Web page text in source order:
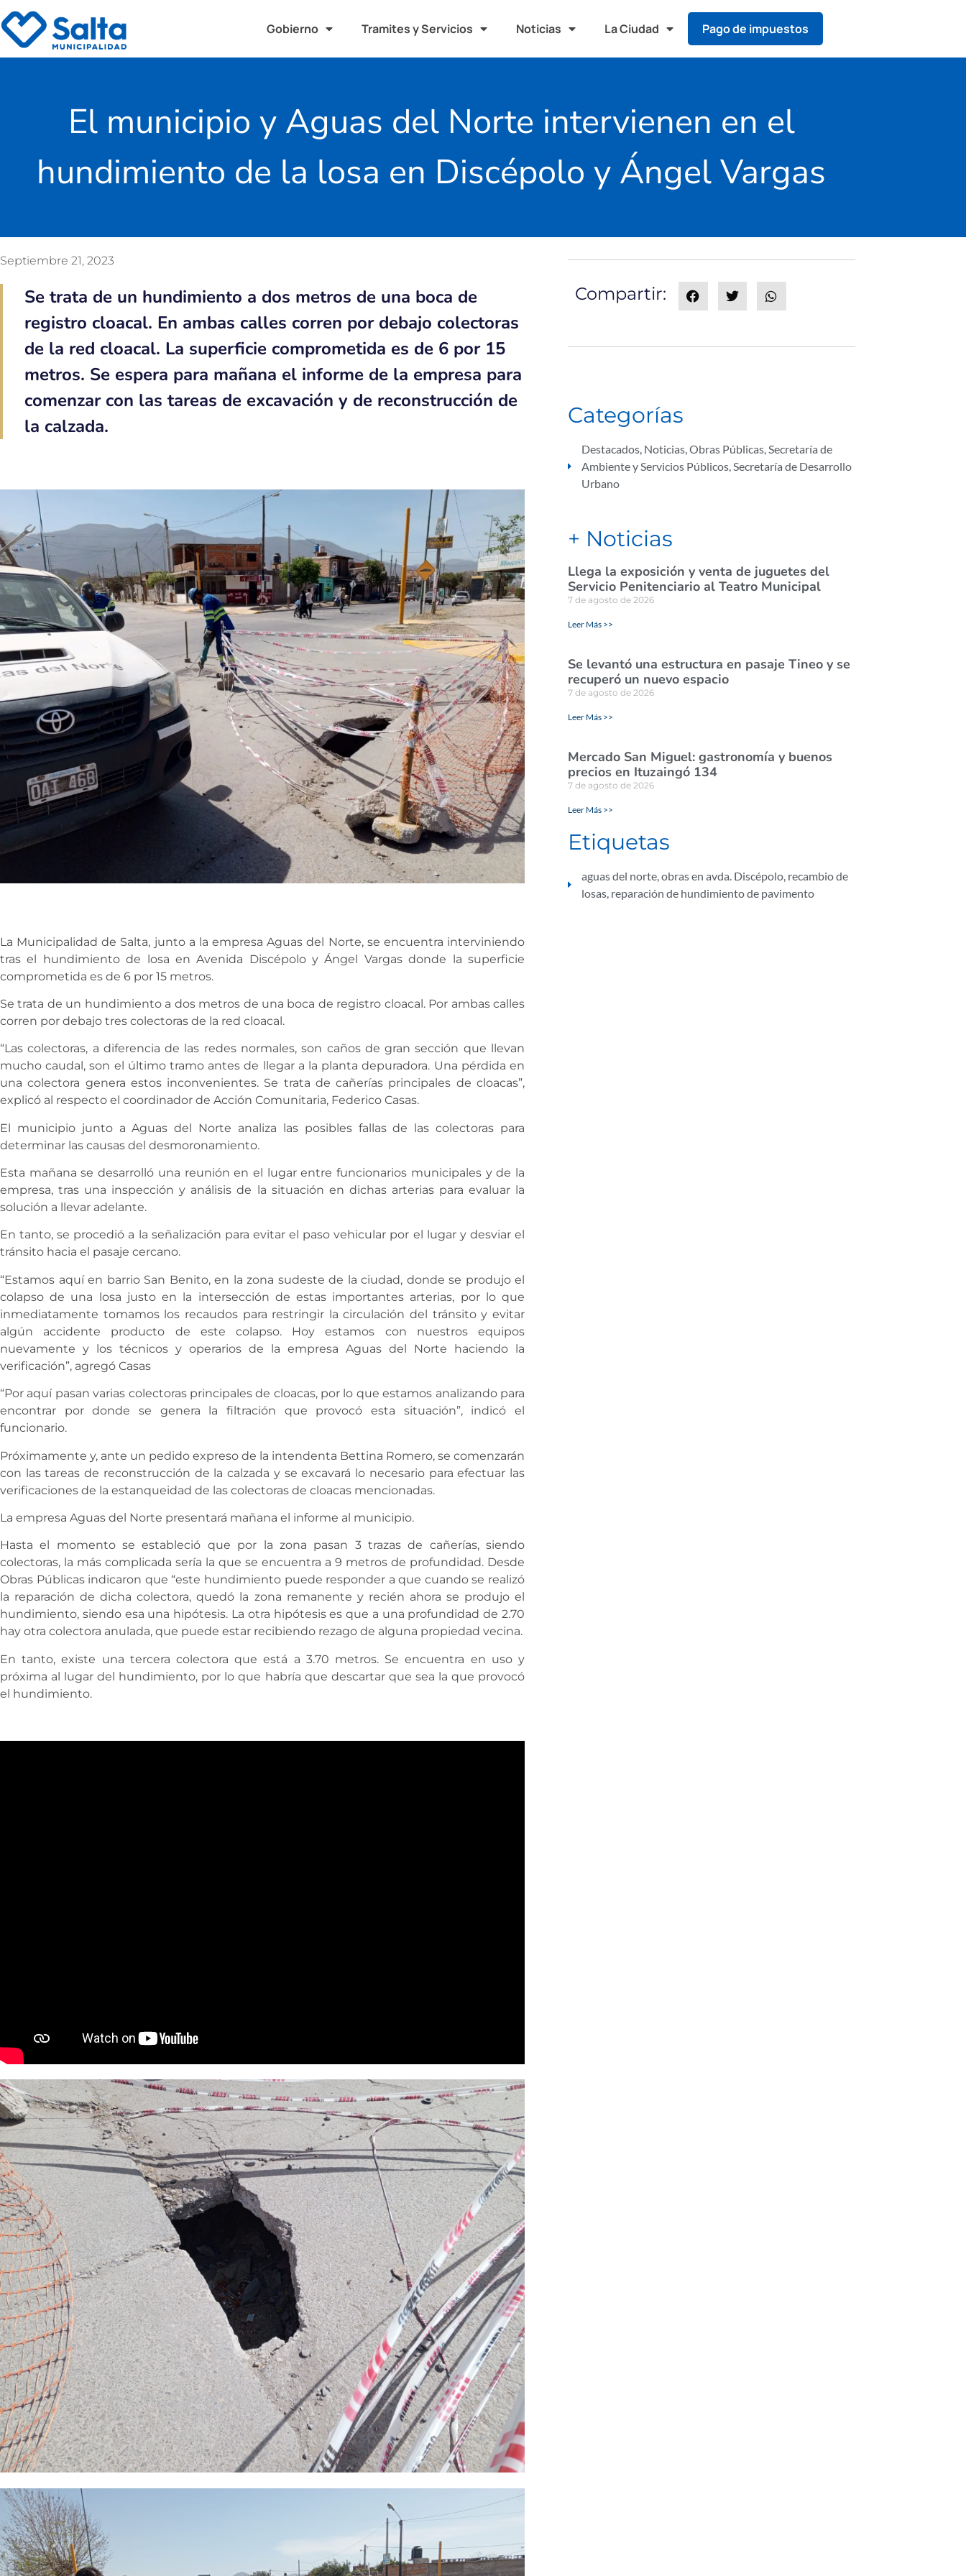
Gobierno Tramites y Servicios Noticias La Ciudad Pago de impuestos
El municipio y Aguas del Norte intervienen en el
hundimiento de la losa en Discépolo y Ángel Vargas
Septiembre 21, 2023
Se trata de un hundimiento a dos metros de una boca de
registro cloacal. En ambas calles corren por debajo colectoras
de la red cloacal. La superficie comprometida es de 6 por 15
metros. Se espera para mañana el informe de la empresa para
comenzar con las tareas de excavación y de reconstrucción de
la calzada.
La Municipalidad de Salta, junto a la empresa Aguas del Norte, se encuentra interviniendo
tras el hundimiento de losa en Avenida Discépolo y Ángel Vargas donde la superficie
comprometida es de 6 por 15 metros.
Se trata de un hundimiento a dos metros de una boca de registro cloacal. Por ambas calles
corren por debajo tres colectoras de la red cloacal.
“Las colectoras, a diferencia de las redes normales, son caños de gran sección que llevan
mucho caudal, son el último tramo antes de llegar a la planta depuradora. Una pérdida en
una colectora genera estos inconvenientes. Se trata de cañerías principales de cloacas”,
explicó al respecto el coordinador de Acción Comunitaria, Federico Casas.
El municipio junto a Aguas del Norte analiza las posibles fallas de las colectoras para
determinar las causas del desmoronamiento.
Esta mañana se desarrolló una reunión en el lugar entre funcionarios municipales y de la
empresa, tras una inspección y análisis de la situación en dichas arterias para evaluar la
solución a llevar adelante.
En tanto, se procedió a la señalización para evitar el paso vehicular por el lugar y desviar el
tránsito hacia el pasaje cercano.
“Estamos aquí en barrio San Benito, en la zona sudeste de la ciudad, donde se produjo el
colapso de una losa justo en la intersección de estas importantes arterias, por lo que
inmediatamente tomamos los recaudos para restringir la circulación del tránsito y evitar
algún accidente producto de este colapso. Hoy estamos con nuestros equipos
nuevamente y los técnicos y operarios de la empresa Aguas del Norte haciendo la
verificación”, agregó Casas
“Por aquí pasan varias colectoras principales de cloacas, por lo que estamos analizando para
encontrar por donde se genera la filtración que provocó esta situación”, indicó el
funcionario.
Próximamente y, ante un pedido expreso de la intendenta Bettina Romero, se comenzarán
con las tareas de reconstrucción de la calzada y se excavará lo necesario para efectuar las
verificaciones de la estanqueidad de las colectoras de cloacas mencionadas.
La empresa Aguas del Norte presentará mañana el informe al municipio.
Hasta el momento se estableció que por la zona pasan 3 trazas de cañerías, siendo
colectoras, la más complicada sería la que se encuentra a 9 metros de profundidad. Desde
Obras Públicas indicaron que “este hundimiento puede responder a que cuando se realizó
la reparación de dicha colectora, quedó la zona remanente y recién ahora se produjo el
hundimiento, siendo esa una hipótesis. La otra hipótesis es que a una profundidad de 2.70
hay otra colectora anulada, que puede estar recibiendo rezago de alguna propiedad vecina.
En tanto, existe una tercera colectora que está a 3.70 metros. Se encuentra en uso y
próxima al lugar del hundimiento, por lo que habría que descartar que sea la que provocó
el hundimiento.
Compartir:
Categorías
Destacados, Noticias,Obras Públicas,Secretaría de
Ambiente y Servicios Públicos,Secretaría de Desarrollo
Urbano
+ Noticias
Llega la exposición y venta de juguetes del
Servicio Penitenciario al Teatro Municipal
7 de agosto de 2026
Leer Más >>
Se levantó una estructura en pasaje Tineo y se
recuperó un nuevo espacio
7 de agosto de 2026
Leer Más >>
Mercado San Miguel: gastronomía y buenos
precios en Ituzaingó 134
7 de agosto de 2026
Leer Más >>
Etiquetas
aguas del norte,obras en avda. Discépolo, recambio de
losas, reparación de hundimiento de pavimento